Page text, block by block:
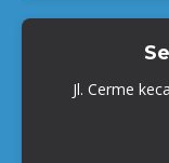
Jl. Cerme